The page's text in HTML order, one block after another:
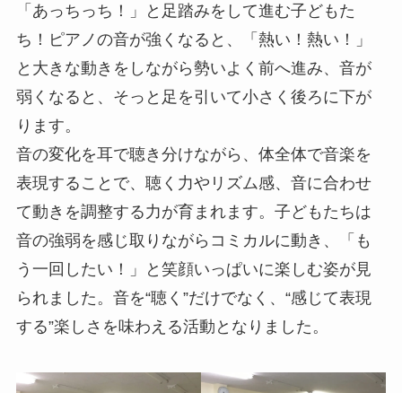
「あっちっち！」と足踏みをして進む子どもた
ち！ピアノの音が強くなると、「熱い！熱い！」
と大きな動きをしながら勢いよく前へ進み、音が
弱くなると、そっと足を引いて小さく後ろに下が
ります。
音の変化を耳で聴き分けながら、体全体で音楽を
表現することで、聴く力やリズム感、音に合わせ
て動きを調整する力が育まれます。子どもたちは
音の強弱を感じ取りながらコミカルに動き、「も
う一回したい！」と笑顔いっぱいに楽しむ姿が見
られました。音を“聴く”だけでなく、“感じて表現
する”楽しさを味わえる活動となりました。